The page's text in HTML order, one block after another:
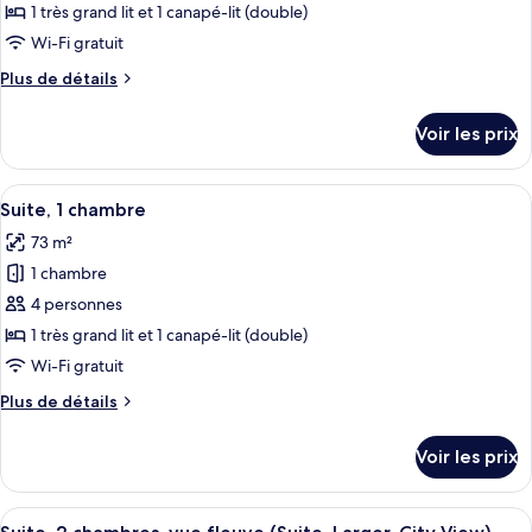
Larger
Guest)
2
grands
lits
(Deluxe
ce
type
chambre :
chambre
1 très grand lit et 1 canapé-lit (double)
Wi-Fi gratuit
Plus de détails
Plus
le
type
de
Suite,
chambre
Voir les prix
Afficher
toutes
les
photos
pour
ce
type
chambre :
chambre
Une chambre d’hôtel moderne
3
Suite, 1 chambre
73 m²
1 chambre
4 personnes
1 très grand lit et 1 canapé-lit (double)
Wi-Fi gratuit
Plus de détails
Plus
le
type
Voir les prix
Afficher Un salon moderne avec une table à